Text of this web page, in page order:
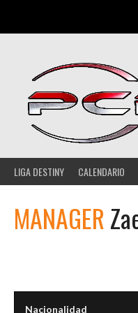
contenido
LIGA DESTINY CALENDARIO
MANAGER
Nacionalidad